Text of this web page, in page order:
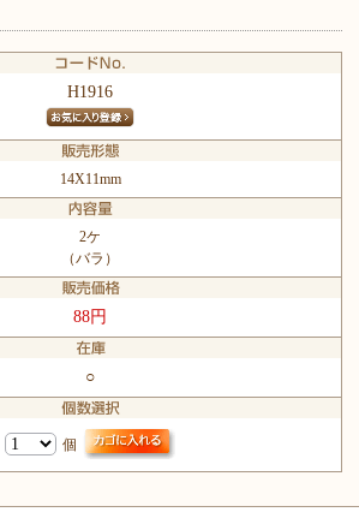
H1916
14X11mm
2ケ
（バラ）
88円
○
個